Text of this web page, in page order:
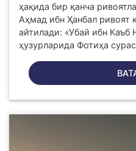
ҳақида бир қанча
Аҳмад ибн Ҳанбал ривоят
айтилади: «Убай ибн Каъб
ҳузурларида Фотиҳа